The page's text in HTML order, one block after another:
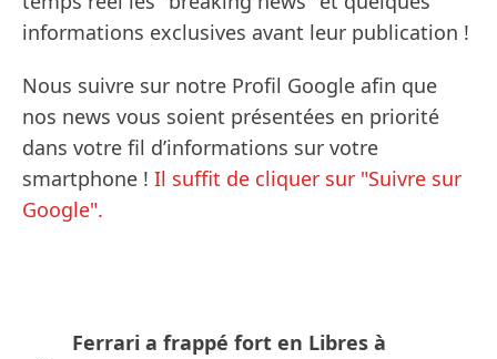
informations exclusives avant leur publication !
Nous suivre sur notre Profil Google afin que
nos news vous soient présentées en priorité
dans votre fil d’informations sur votre
smartphone ! Il suffit de cliquer sur "Suivre sur
Google".
Ferrari a frappé fort en Libres à